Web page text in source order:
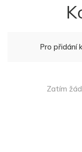
Pro přidání
Zatím